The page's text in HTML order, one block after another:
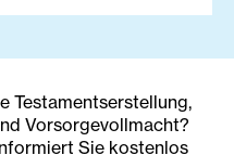
Testamentserstellung,
Vorsorgevollmacht?
Sie kostenlos